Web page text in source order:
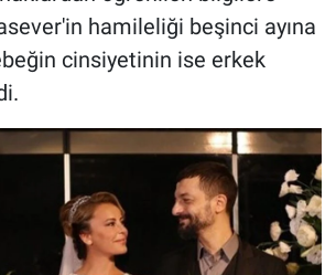
hamileliği beşinci ayına
cinsiyetinin ise erkek